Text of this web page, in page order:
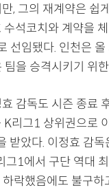
, 그의 재계약은 쉽
석코치와 계약을
선임됐다. 인천은
을 승격시키기 위
감독도 시즌 종료
리그1 상위권으로
받았다. 이정효 감
1에서 구단 역대
락했음에도 불구